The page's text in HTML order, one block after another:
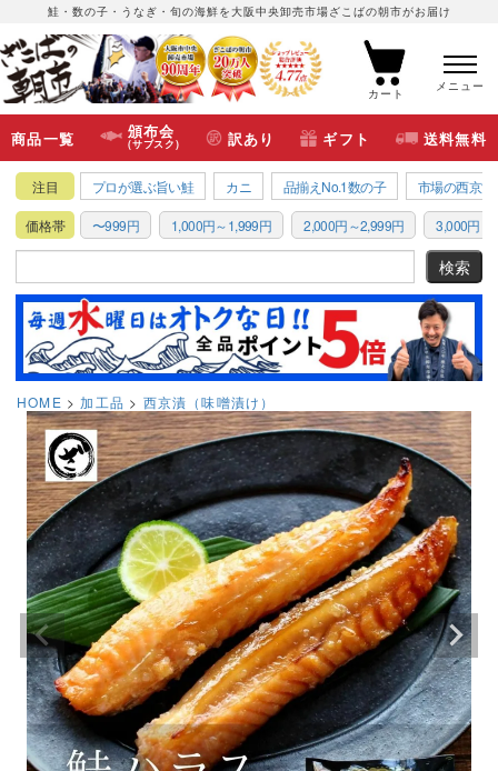
鮭・数の子・うなぎ・旬の海鮮を大阪中央卸売市場ざこばの朝市がお届け
カート
メニュー
商品一覧 頒布会
(サブスク) 訳あり ギフト 送料無料
注目 プロが選ぶ旨い鮭 カニ 品揃えNo.1数の子 市場の西京漬
価格帯 〜999円 1,000円～1,999円 2,000円～2,999円 3,000円～
HOME 加工品 西京漬（味噌漬け）